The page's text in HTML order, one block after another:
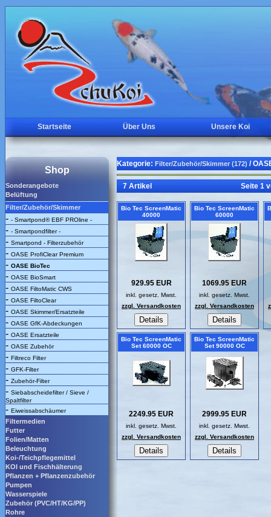
Startseite Über Uns Unsere Koi
Shop
Sonderangebote
Belüftung
Filter/Zubehör/Skimmer
- - Smartpond® EBF PROline -
- - Smartpondfilter -
- Smartpond - Filterzubehör
- OASE ProfiClear Premium
- OASE BioTec
- OASE BioSmart
- OASE FiltoMatic CWS
- OASE FiltoClear
- OASE Skimmer/Ersatzteile
- OASE GfK-Abdeckungen
- OASE Ersatzteile
- OASE Zubehör
- Filtreco Filter
- GFK-Filter
- Zubehör-Filter
- Siebabscheidefilter / Sieve /
Spaltfilter
- Eiweissabschäumer
Filtermedien
Futter
Folien/Matten
Beleuchtung
Koi-/Teichpflegemittel
KOI und Fischhälterung
Pflanzen + Pflanzenzubehör
Pumpen
Wasserspiele
Zubehör (PVC/HT/KG/PP)
Rohre
Kategorie: Filter/Zubehör/Skimmer (172) /
7 Artikel Seite 1
Bio Tec ScreenMatic
40000
929.95 EUR
inkl. gesetz. Mwst.
zzgl. Versandkosten
Bio Tec ScreenMatic
60000
1069.95 EUR
inkl. gesetz. Mwst.
zzgl. Versandkosten
Bio Tec ScreenMatic
Set 60000 OC
2249.95 EUR
inkl. gesetz. Mwst.
zzgl. Versandkosten
Bio Tec ScreenMatic
Set 90000 OC
2999.95 EUR
inkl. gesetz. Mwst.
zzgl. Versandkosten